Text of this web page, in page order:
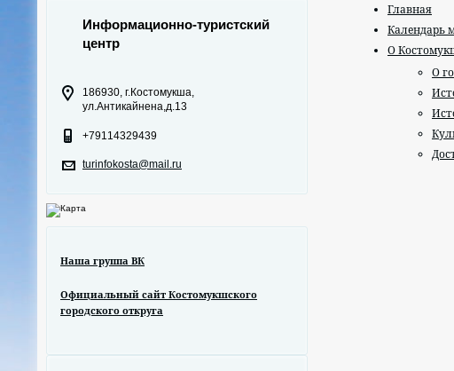
Информационно-туристский
центр
186930, г.Костомукша,
ул.Антикайнена,д.13
+79114329439
turinfokosta@mail.ru
Наша группа ВК
Официальный сайт Костомукшского
городского откруга
Главная
Календарь
О
О